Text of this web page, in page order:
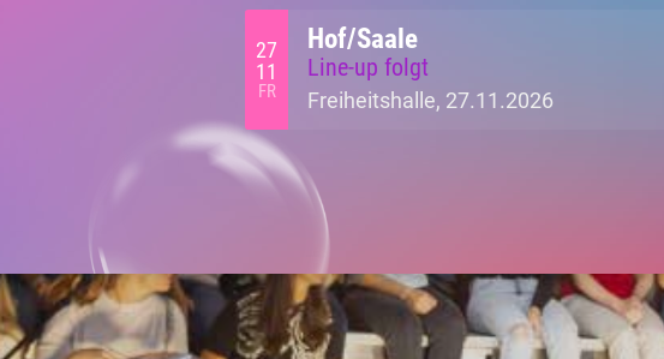
27
11
FR
Hof/Saale
Line-up folgt
Freiheitshalle, 27.11.2026